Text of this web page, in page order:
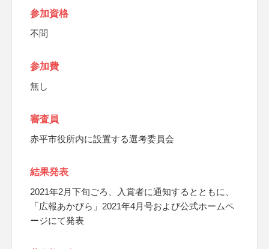
参加資格
不問
参加費
無し
審査員
赤平市役所内に設置する選考委員会
結果発表
2021年2月下旬ごろ、入賞者に通知するとともに、
「広報あかびら」2021年4月号および公式ホームペ
ージにて発表